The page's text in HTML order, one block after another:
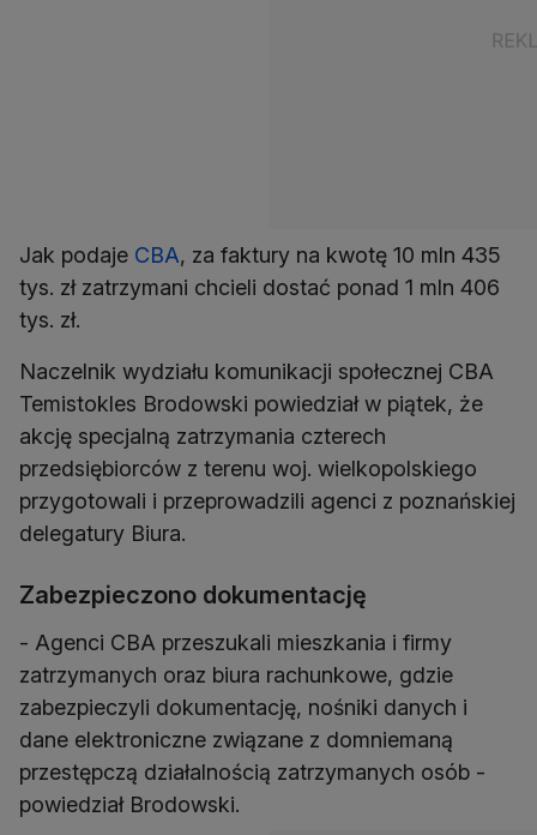
Jak podaje CBA, za faktury na kwotę 10 mln 435
tys. zł zatrzymani chcieli dostać ponad 1 mln 406
tys. zł.
Naczelnik wydziału komunikacji społecznej CBA
Temistokles Brodowski powiedział w piątek, że
akcję specjalną zatrzymania czterech
przedsiębiorców z terenu woj. wielkopolskiego
przygotowali i przeprowadzili agenci z poznańskiej
delegatury Biura.
Zabezpieczono dokumentację
- Agenci CBA przeszukali mieszkania i firmy
zatrzymanych oraz biura rachunkowe, gdzie
zabezpieczyli dokumentację, nośniki danych i
dane elektroniczne związane z domniemaną
przestępczą działalnością zatrzymanych osób -
powiedział Brodowski.